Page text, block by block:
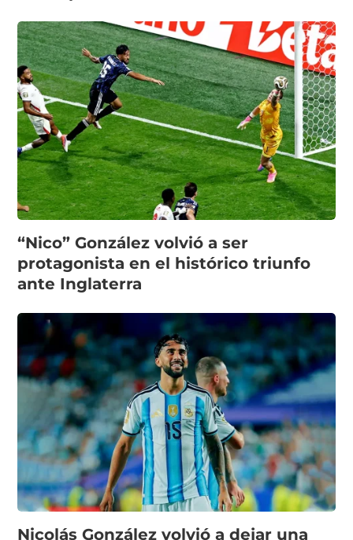
“Nico” González volvió a ser
protagonista en el histórico triunfo
ante Inglaterra
Nicolás González volvió a dejar una